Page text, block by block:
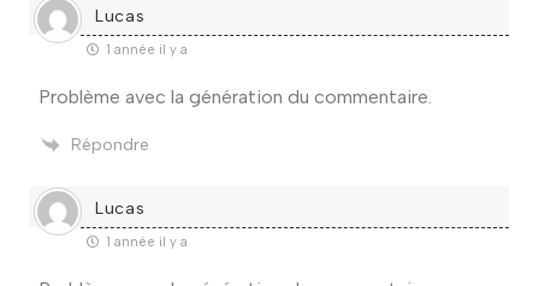
Lucas
1 année il y a
Problème avec la génération du commentaire.
Répondre
Lucas
1 année il y a